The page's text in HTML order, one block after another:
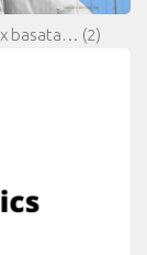
basata… (2)